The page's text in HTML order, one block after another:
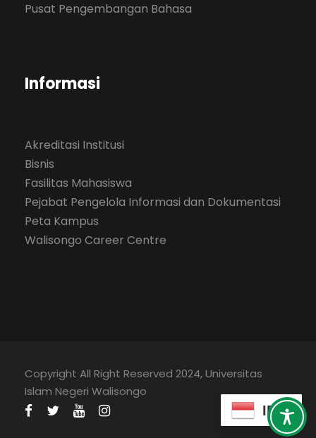
Pusat Pengembangan Bahasa
Informasi
Akreditasi Institusi
Bisnis
Fasilitas Mahasiswa
Pejabat Pengelola Informasi dan Dokumentasi
Peta Kampus
Walisongo Career Centre
Copyright All Right Reserved 2024, Universitas
Islam Negeri Walisongo
ID